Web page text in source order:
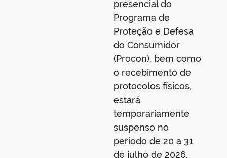
presencial do
Programa de
Proteção e Defesa
do Consumidor
(Procon), bem como
o recebimento de
protocolos físicos,
estará
temporariamente
suspenso no
período de 20 a 31
de julho de 2026,